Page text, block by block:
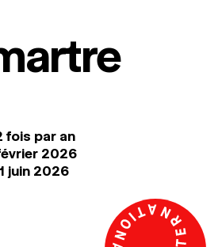
fois par an
2026
juin 2026